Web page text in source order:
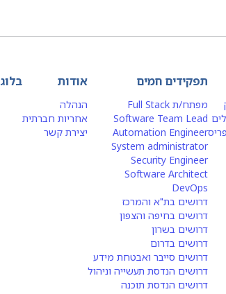
תפקידים חמים
מפתח/ת Full Stack
Software Team Lead
Automation Engineer
System administrator
Security Engineer
Software Architect
DevOps
דרושים בת"א והמרכז
דרושים בחיפה והצפון
דרושים בשרון
דרושים בדרום
דרושים סייבר ואבטחת מידע
דרושים הנדסת תעשייה וניהול
דרושים הנדסת תוכנה
אודות
הנהלה
אחריות חברתית
יצירת קשר
בלוג